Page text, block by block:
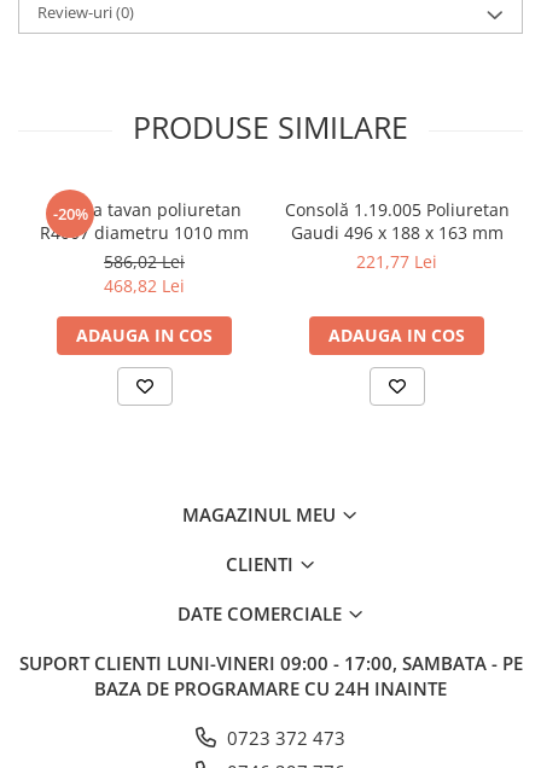
Review-uri(0)
PRODUSE SIMILARE
-20%
Rozeta tavan poliuretan
R4007 diametru 1010 mm
586,02 Lei
468,82 Lei
ADAUGA IN COS
Consolă 1.19.005 Poliuretan
Gaudi 496 x 188 x 163 mm
221,77 Lei
ADAUGA IN COS
MAGAZINUL MEU
CLIENTI
DATE COMERCIALE
SUPORT CLIENTI LUNI-VINERI 09:00 - 17:00, SAMBATA - PE
BAZA DE PROGRAMARE CU 24H INAINTE
0723 372 473